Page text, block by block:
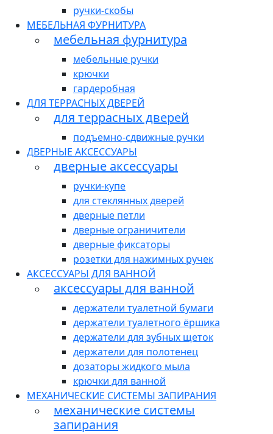
ручки-скобы
МЕБЕЛЬНАЯ ФУРНИТУРА
мебельная фурнитура
мебельные ручки
крючки
гардеробная
ДЛЯ ТЕРРАСНЫХ ДВЕРЕЙ
для террасных дверей
подъемно-сдвижные ручки
ДВЕРНЫЕ АКСЕССУАРЫ
дверные аксессуары
ручки-купе
для стеклянных дверей
дверные петли
дверные ограничители
дверные фиксаторы
розетки для нажимных ручек
АКСЕССУАРЫ ДЛЯ ВАННОЙ
аксессуары для ванной
держатели туалетной бумаги
держатели туалетного ёршика
держатели для зубных щеток
держатели для полотенец
дозаторы жидкого мыла
крючки для ванной
МЕХАНИЧЕСКИЕ СИСТЕМЫ ЗАПИРАНИЯ
механические системы
запирания